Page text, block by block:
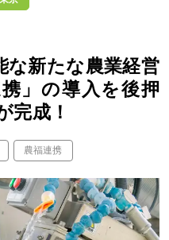
な新たな農業経営
」の導入を後押
完成！
農福連携